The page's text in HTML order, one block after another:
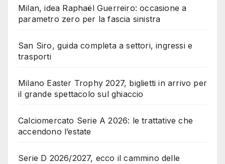
Milan, idea Raphaël Guerreiro: occasione a
parametro zero per la fascia sinistra
San Siro, guida completa a settori, ingressi e
trasporti
Milano Easter Trophy 2027, biglietti in arrivo per
il grande spettacolo sul ghiaccio
Calciomercato Serie A 2026: le trattative che
accendono l’estate
Serie D 2026/2027, ecco il cammino delle